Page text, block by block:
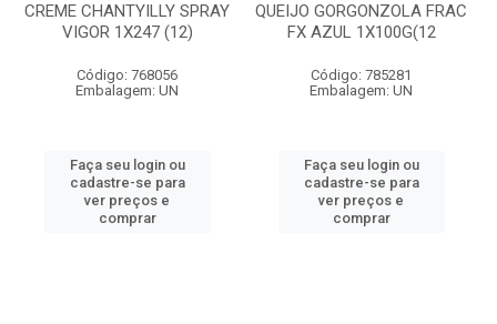
CREME CHANTYILLY SPRAY
VIGOR 1X247 (12)
Código: 768056
Embalagem: UN
Faça seu login ou
cadastre-se para
ver preços e
comprar
QUEIJO GORGONZOLA FRAC
FX AZUL 1X100G(12
Código: 785281
Embalagem: UN
Faça seu login ou
cadastre-se para
ver preços e
comprar